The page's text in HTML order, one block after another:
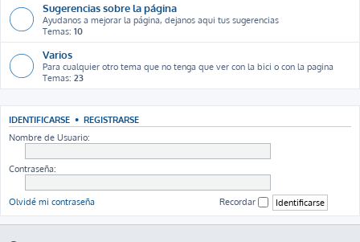
Sugerencias sobre la página
Ayudanos a mejorar la página, dejanos aqui tus sugerencias
Temas: 10
Varios
Para cualquier otro tema que no tenga que ver con la bici o con la pagina
Temas: 23
IDENTIFICARSE • REGISTRARSE
Nombre de Usuario:
Contraseña:
Olvidé mi contraseña Recordar